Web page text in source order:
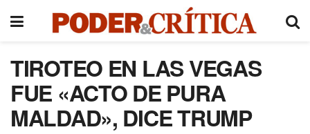
TIROTEO EN LAS VEGAS
FUE «ACTO DE PURA
MALDAD», DICE TRUMP